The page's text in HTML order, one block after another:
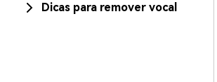
Dicas para remover vocal